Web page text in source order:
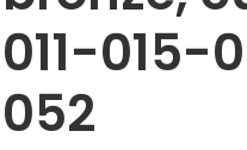
011-
052